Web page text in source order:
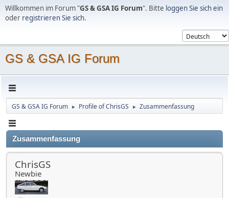
Willkommen im Forum "GS & GSA IG Forum". Bitte loggen Sie sich ein
oder registrieren Sie sich.
GS & GSA IG Forum
GS & GSA IG Forum ► Profile of ChrisGS ► Zusammenfassung
Zusammenfassung
ChrisGS
Newbie